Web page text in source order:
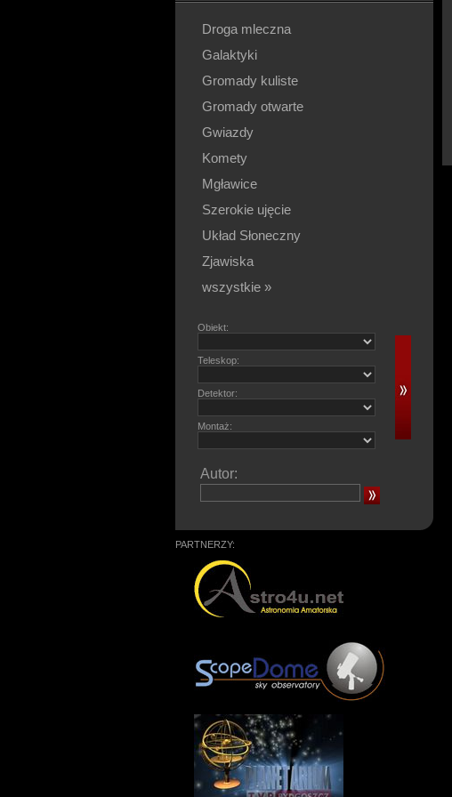
Droga mleczna
Galaktyki
Gromady kuliste
Gromady otwarte
Gwiazdy
Komety
Mgławice
Szerokie ujęcie
Układ Słoneczny
Zjawiska
wszystkie »
Obiekt:
Teleskop:
Detektor:
Montaż:
Autor:
PARTNERZY: